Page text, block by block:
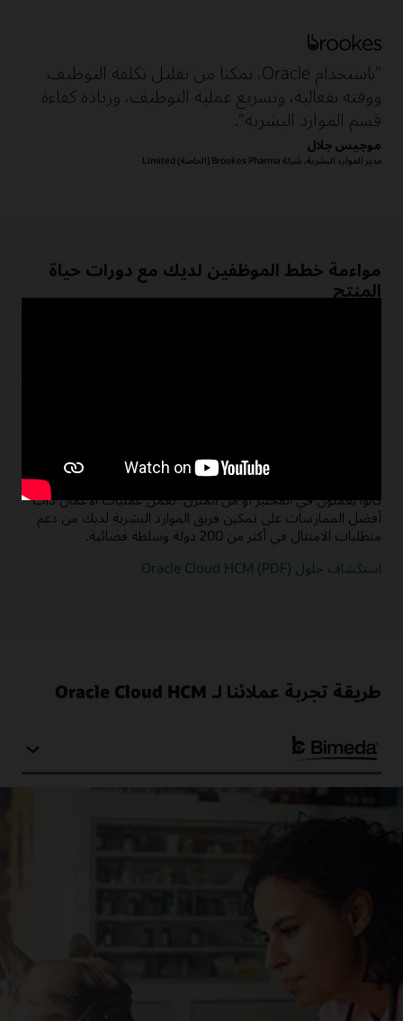
"باستخدام Oracle، تمكنا من تقليل تكلفة التوظيف
ووقته بفعالية، وتسريع عملية التوظيف، وزيادة كفاءة
قسم الموارد البشرية".
موجيس جلال
مدير الموارد البشرية، شركة Brookes Pharma (الخاصة) Limited
مواءمة خطط الموظفين لديك مع دورات حياة
المنتج
استخدم ممارسات متسقة للموارد البشرية في كل بلد تتعامل فيه مع
قواعد مفصلة وسير عمل فريد لأنواع مختلفة من الموظفين، سواء
كانوا يعملون في المختبر أو من المنزل. تعمل عمليات الأعمال ذات
أفضل الممارسات على تمكين فريق الموارد البشرية لديك من دعم
متطلبات الامتثال في أكثر من 200 دولة وسلطة قضائية.
استكشاف حلول Oracle Cloud HCM (PDF)
طريقة تجربة عملائنا لـ Oracle Cloud HCM